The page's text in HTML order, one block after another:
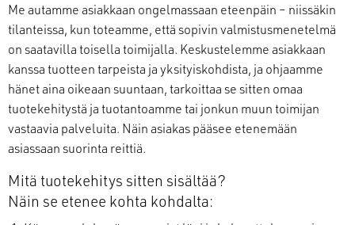
Me autamme asiakkaan ongelmassaan eteenpäin – niissäkin
tilanteissa, kun toteamme, että sopivin valmistusmenetelmä
on saatavilla toisella toimijalla. Keskustelemme asiakkaan
kanssa tuotteen tarpeista ja yksityiskohdista, ja ohjaamme
hänet aina oikeaan suuntaan, tarkoittaa se sitten omaa
tuotekehitystä ja tuotantoamme tai jonkun muun toimijan
vastaavia palveluita. Näin asiakas pääsee etenemään
asiassaan suorinta reittiä.
Mitä tuotekehitys sitten sisältää?
Näin se etenee kohta kohdalta: